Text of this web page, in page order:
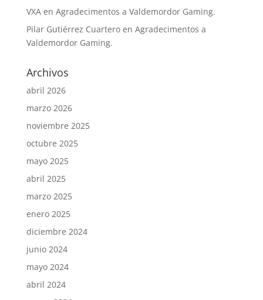
VXAen Agradecimentos a Valdemordor Gaming.
Pilar Gutiérrez Cuarteroen Agradecimentos a
Valdemordor Gaming.
Archivos
abril 2026
marzo 2026
noviembre 2025
octubre 2025
mayo 2025
abril 2025
marzo 2025
enero 2025
diciembre 2024
junio 2024
mayo 2024
abril 2024